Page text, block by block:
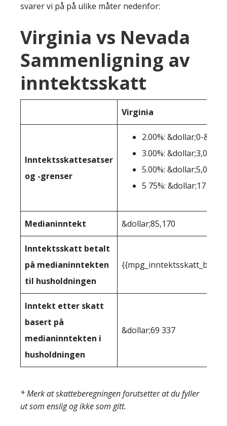
svarer vi på på ulike måter nedenfor:
Virginia vs Nevada
Sammenligning av
inntektsskatt
Virginia
Inntektsskattesatser
og -grenser
2.00%: &dollar;0-
3.00%: &dollar;3,001-
5.00%: &dollar;5,001-
5 75%: &dollar;17 001+
Medianinntekt &dollar;85,170
Inntektsskatt betalt
på medianinntekten
til husholdningen
Inntekt etter skatt
basert på
medianinntekten i
husholdningen
&dollar;69 337
* Merk at skatteberegningen forutsetter at du fyller
ut som enslig og ikke som gitt.